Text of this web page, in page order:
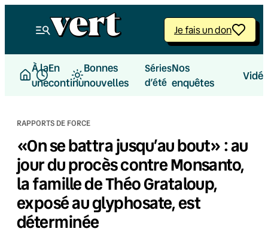
Je fais un don
À la
une
En
continu
Bonnes
nouvelles
Séries
d’été
Nos
enquêtes
RAPPORTS DE FORCE
«On se battra jusqu’au bout» : au
jour du procès contre Monsanto,
la famille de Théo Grataloup,
exposé au glyphosate, est
déterminée